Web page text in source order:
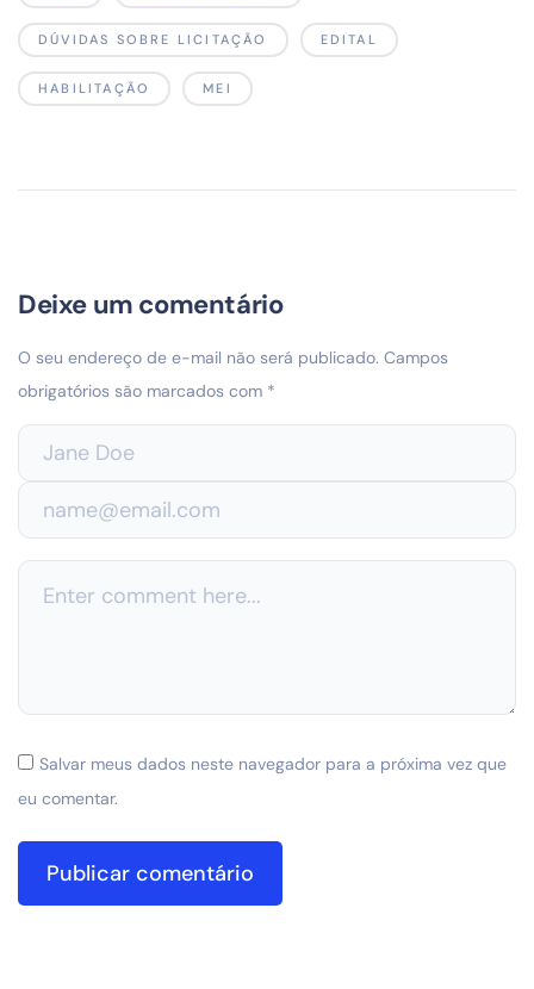
DÚVIDAS SOBRE LICITAÇÃO EDITAL
HABILITAÇÃO MEI
Deixe um comentário
O seu endereço de e-mail não será publicado. Campos
obrigatórios são marcados com *
Salvar meus dados neste navegador para a próxima vez que
eu comentar.